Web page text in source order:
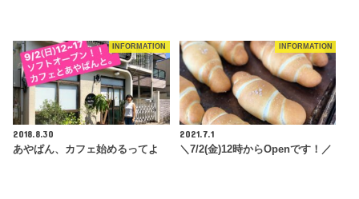
INFORMATION
2018.8.30
あやぱん、カフェ始めるってよ
INFORMATION
2021.7.1
＼7/2(金)12時からOpenです！／